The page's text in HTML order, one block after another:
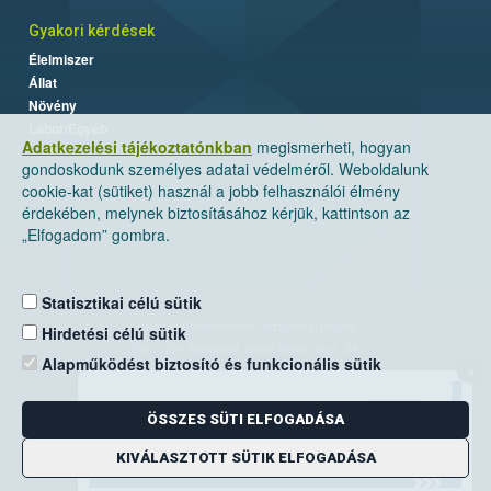
Adatkezelési tájékoztatónkban megismerheti, hogyan
gondoskodunk személyes adatai védelméről. Weboldalunk
cookie-kat (sütiket) használ a jobb felhasználói élmény
érdekében, melynek biztosításához kérjük, kattintson az
„Elfogadom” gombra.
Statisztikai célú sütik
Hirdetési célú sütik
Alapműködést biztosító és funkcionális sütik
ÖSSZES SÜTI ELFOGADÁSA
KIVÁLASZTOTT SÜTIK ELFOGADÁSA
Gyakori kérdések
Élelmiszer
Állat
Növény
Nemzeti Élelmiszerlánc-biztonsági Hivatal
Levelezési cím: 1525 Budapest. Pf. 30.
E-mail:ugyfelszolgalat@nebih.gov.hu
Zöld szám: 06-80/263-244
Telefon: 06-1/ 336-9000